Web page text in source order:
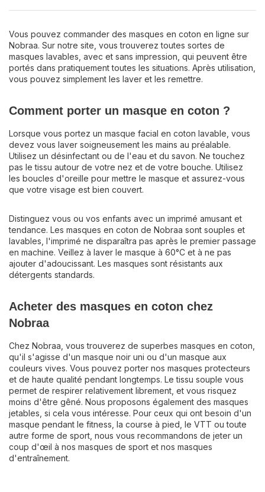
Vous pouvez commander des masques en coton en ligne sur
Nobraa. Sur notre site, vous trouverez toutes sortes de
masques lavables, avec et sans impression, qui peuvent être
portés dans pratiquement toutes les situations. Après utilisation,
vous pouvez simplement les laver et les remettre.
Comment porter un masque en coton ?
Lorsque vous portez un masque facial en coton lavable, vous
devez vous laver soigneusement les mains au préalable.
Utilisez un désinfectant ou de l'eau et du savon. Ne touchez
pas le tissu autour de votre nez et de votre bouche. Utilisez
les boucles d'oreille pour mettre le masque et assurez-vous
que votre visage est bien couvert.
Distinguez vous ou vos enfants avec un imprimé amusant et
tendance. Les masques en coton de Nobraa sont souples et
lavables, l'imprimé ne disparaîtra pas après le premier passage
en machine. Veillez à laver le masque à 60°C et à ne pas
ajouter d'adoucissant. Les masques sont résistants aux
détergents standards.
Acheter des masques en coton chez
Nobraa
Chez Nobraa, vous trouverez de superbes masques en coton,
qu'il s'agisse d'un masque noir uni ou d'un masque aux
couleurs vives. Vous pouvez porter nos masques protecteurs
et de haute qualité pendant longtemps. Le tissu souple vous
permet de respirer relativement librement, et vous risquez
moins d'être gêné. Nous proposons également des masques
jetables, si cela vous intéresse. Pour ceux qui ont besoin d'un
masque pendant le fitness, la course à pied, le VTT ou toute
autre forme de sport, nous vous recommandons de jeter un
coup d'œil à nos masques de sport et nos masques
d'entraînement.